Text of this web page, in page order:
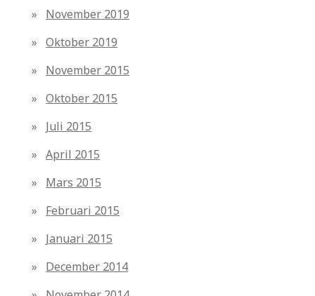
November 2019
Oktober 2019
November 2015
Oktober 2015
Juli 2015
April 2015
Mars 2015
Februari 2015
Januari 2015
December 2014